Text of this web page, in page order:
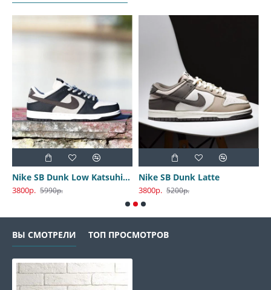
Nike SB Dunk Low Katsuhiro Otomo
3800р. 5990р.
Nike SB Dunk Latte
3800р. 5200р.
ВЫ СМОТРЕЛИ ТОП ПРОСМОТРОВ